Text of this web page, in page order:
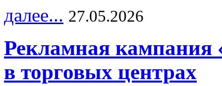
далее... 27.05.2026
Рекламная кампания
в торговых центрах